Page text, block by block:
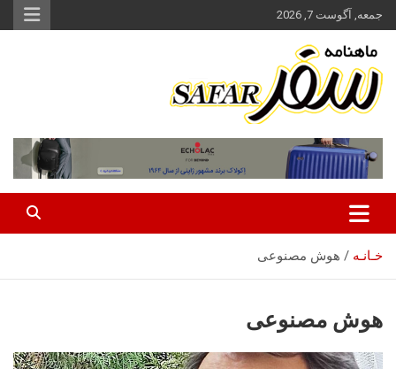
محتوا
بروید
جمعه, آگوست 7, 2026
سفر آنلاین
خـانـه هوش مصنوعی
هوش مصنوعی